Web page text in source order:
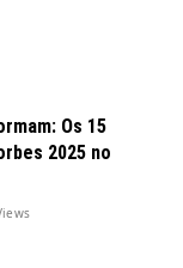
Os 15
2025 no